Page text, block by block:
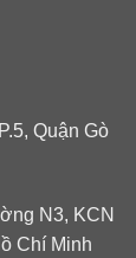
Quận Gò
N3, KCN
Chí Minh